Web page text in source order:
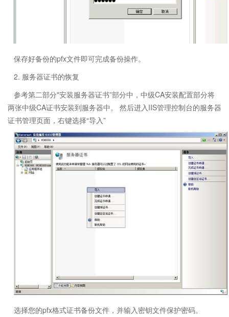
保存好备份的pfx文件即可完成备份操作。
2. 服务器证书的恢复
参考第二部分"安装服务器证书”部分中，中级CA安装配置部分将
两张中级CA证书安装到服务器中。 然后进入IIS管理控制台的服务器
证书管理页面，右键选择“导入”
选择您的pfx格式证书备份文件，并输入密钥文件保护密码。